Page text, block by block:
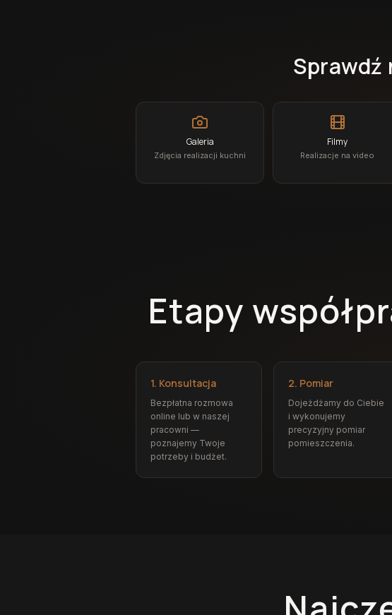
Galeria
Zdjęcia realizacji kuchni
Filmy
Realizacje na video
Etapy
1. Konsultacja
Bezpłatna rozmowa
online lub w naszej
pracowni —
poznajemy Twoje
potrzeby i budżet.
2. Pomiar
Dojeżdżamy do Ciebie
i wykonujemy
precyzyjny pomiar
pomieszczenia.